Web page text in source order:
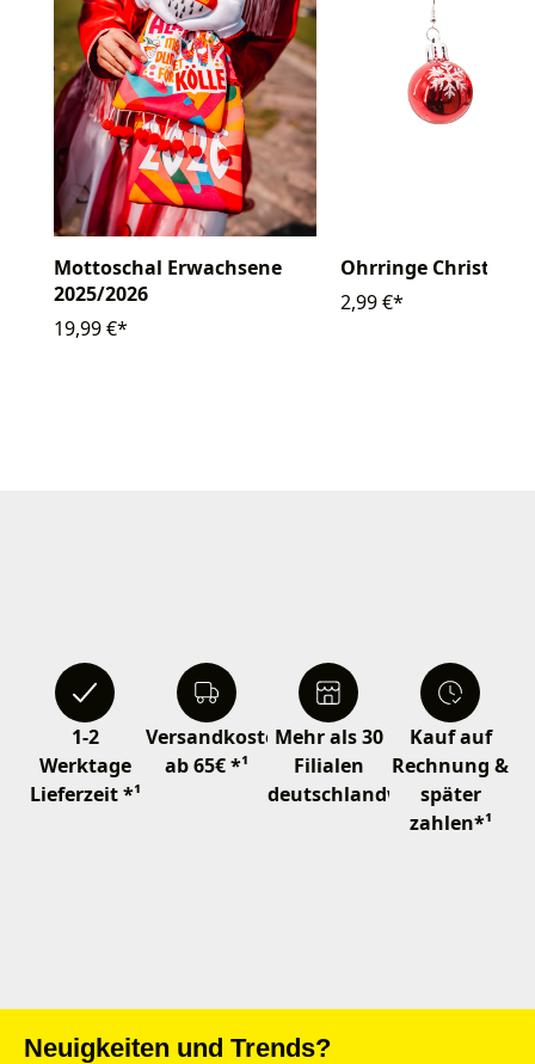
Mottoschal Erwachsene
2025/2026
19,99 €*
Ohrringe
2,99 €*
1-2
Werktage
Lieferzeit *¹
Versandkostenfrei
ab 65€ *¹
Mehr als 30
Filialen
deutschlandweit
Kauf auf
Rechnung &
später
zahlen*¹
Neuigkeiten und Trends?